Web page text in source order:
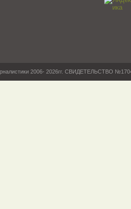
2006- 2026гг. СВИДЕТЕЛЬСТВО